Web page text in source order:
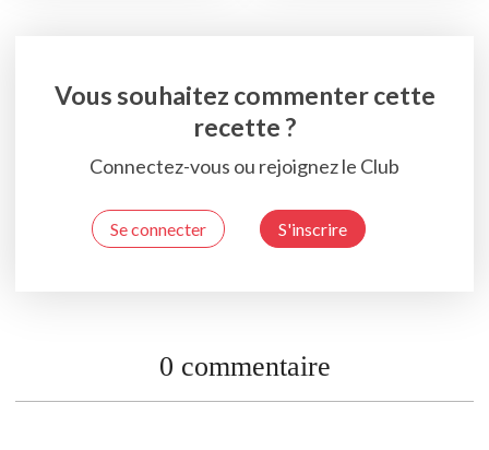
Vous souhaitez commenter cette
recette ?
Connectez-vous ou rejoignez le Club
Se connecter S'inscrire
0 commentaire